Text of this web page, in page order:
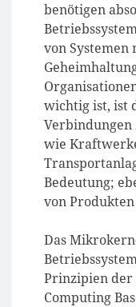
benötigen
von
wichtig ist, ist
Verbindungen
wie
Bedeutung;
von
Das
Prinzipien
Computing